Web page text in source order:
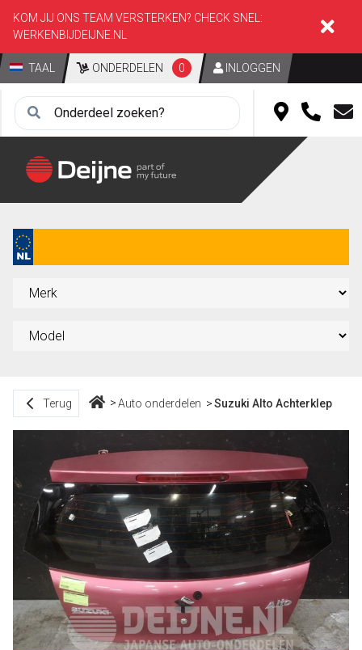
KOM JIJ ONS TEAM VERSTERKEN? CHECK SNEL:
WERKENBIJDEIJNE.NL
TAAL ONDERDELEN 0 INLOGGEN
Terug Auto onderdelen Suzuki Alto Achterklep